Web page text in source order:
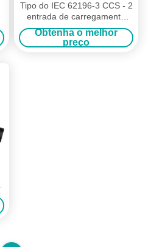
Tipo do IEC 62196-3 CCS - 2
entrada de carregamento
rápida da C.C. do soquete
200A 1000V de EV
Obtenha o melhor
preço